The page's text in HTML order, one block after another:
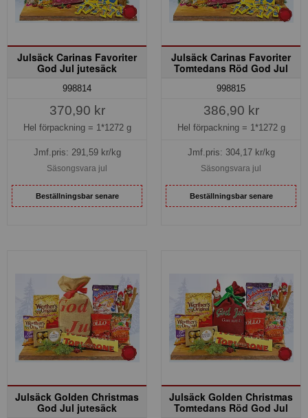
Julsäck Carinas Favoriter
God Jul jutesäck
998814
370,90 kr
Hel förpackning = 1*1272 g
Jmf.pris: 291,59kr/kg
Säsongsvara jul
Beställningsbar senare
Julsäck Carinas Favoriter
Tomtedans Röd God Jul
998815
386,90 kr
Hel förpackning = 1*1272 g
Jmf.pris: 304,17kr/kg
Säsongsvara jul
Beställningsbar senare
Julsäck Golden Christmas
God Jul jutesäck
Julsäck Golden Christmas
Tomtedans Röd God Jul